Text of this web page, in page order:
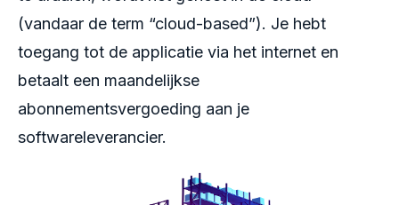
(vandaar de term “cloud-based”). Je hebt
toegang tot de applicatie via het internet en
betaalt een maandelijkse
abonnementsvergoeding aan je
softwareleverancier.